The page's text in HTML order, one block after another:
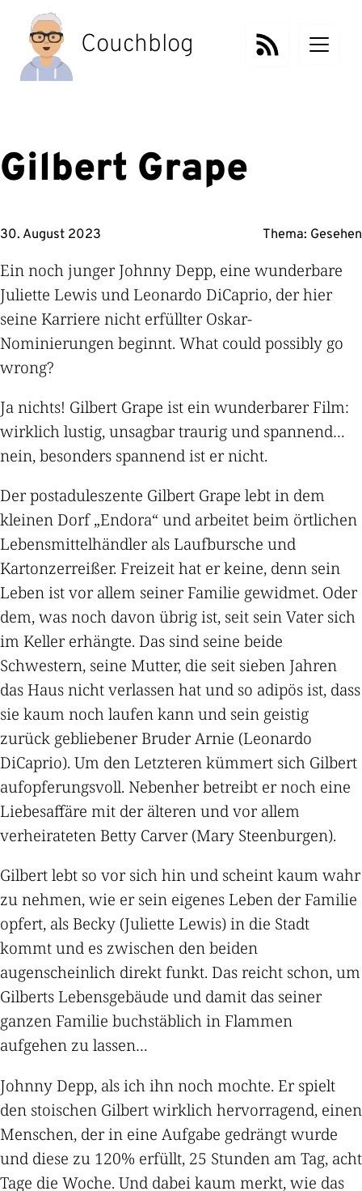
Inhalt
springen
Couchblog
Gilbert Grape
30. August 2023 Thema: Gesehen
Ein noch junger Johnny Depp, eine wunderbare
Juliette Lewis und Leonardo DiCaprio, der hier
seine Karriere nicht erfüllter Oskar-
Nominierungen beginnt. What could possibly go
wrong?
Ja nichts! Gilbert Grape ist ein wunderbarer Film:
wirklich lustig, unsagbar traurig und spannend…
nein, besonders spannend ist er nicht.
Der postaduleszente Gilbert Grape lebt in dem
kleinen Dorf „Endora“ und arbeitet beim örtlichen
Lebensmittelhändler als Laufbursche und
Kartonzerreißer. Freizeit hat er keine, denn sein
Leben ist vor allem seiner Familie gewidmet. Oder
dem, was noch davon übrig ist, seit sein Vater sich
im Keller erhängte. Das sind seine beide
Schwestern, seine Mutter, die seit sieben Jahren
das Haus nicht verlassen hat und so adipös ist, dass
sie kaum noch laufen kann und sein geistig
zurück gebliebener Bruder Arnie (Leonardo
DiCaprio). Um den Letzteren kümmert sich Gilbert
aufopferungsvoll. Nebenher betreibt er noch eine
Liebesaffäre mit der älteren und vor allem
verheirateten Betty Carver (Mary Steenburgen).
Gilbert lebt so vor sich hin und scheint kaum wahr
zu nehmen, wie er sein eigenes Leben der Familie
opfert, als Becky (Juliette Lewis) in die Stadt
kommt und es zwischen den beiden
augenscheinlich direkt funkt. Das reicht schon, um
Gilberts Lebensgebäude und damit das seiner
ganzen Familie buchstäblich in Flammen
aufgehen zu lassen…
Johnny Depp, als ich ihn noch mochte. Er spielt
den stoischen Gilbert wirklich hervorragend, einen
Menschen, der in eine Aufgabe gedrängt wurde
und diese zu 120% erfüllt, 25 Stunden am Tag, acht
Tage die Woche. Und dabei kaum merkt, wie das